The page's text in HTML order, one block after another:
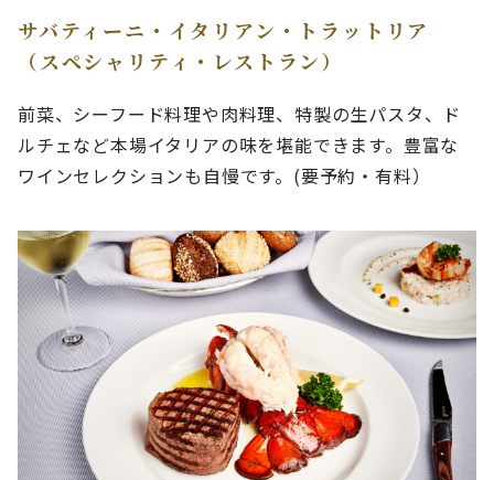
サバティーニ・イタリアン・トラットリア
（スペシャリティ・レストラン）
前菜、シーフード料理や肉料理、特製の生パスタ、ド
ルチェなど本場イタリアの味を堪能できます。豊富な
ワインセレクションも自慢です。(要予約・有料）